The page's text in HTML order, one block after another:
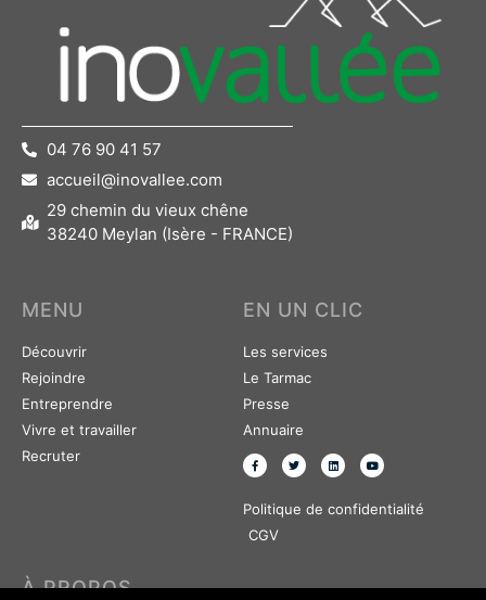
04 76 90 41 57
accueil@inovallee.com
29 chemin du vieux chêne
38240 Meylan (Isère - FRANCE)
MENU
Découvrir
Rejoindre
Entreprendre
Vivre et travailler
Recruter
EN UN CLIC
Les services
Le Tarmac
Presse
Annuaire
Politique de confidentialité
CGV
À PROPOS